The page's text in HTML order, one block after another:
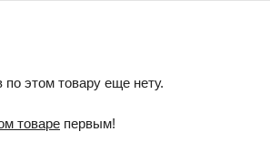
этом товару еще нету.
товаре первым!